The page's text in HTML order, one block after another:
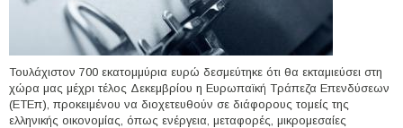
Τουλάχιστον 700 εκατομμύρια ευρώ δεσμεύτηκε ότι θα εκταμιεύσει στη
χώρα μας μέχρι τέλος Δεκεμβρίου η Ευρωπαϊκή Τράπεζα Επενδύσεων
(ΕΤΕπ), προκειμένου να διοχετευθούν σε διάφορους τομείς της
ελληνικής οικονομίας, όπως ενέργεια, μεταφορές, μικρομεσαίες